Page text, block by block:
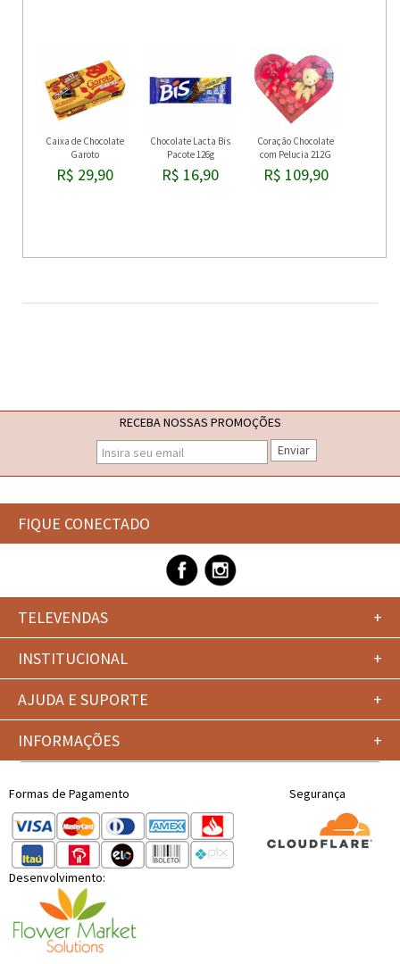
Caixa de Chocolate
Garoto
R$ 29,90
Chocolate Lacta Bis
Pacote 126g
R$ 16,90
Coração Chocolate
com Pelucia 212G
R$ 109,90
RECEBA NOSSAS PROMOÇÕES
Enviar
FIQUE CONECTADO
TELEVENDAS
+
INSTITUCIONAL
+
AJUDA E SUPORTE
+
INFORMAÇÕES
+
Formas de Pagamento Segurança
Desenvolvimento: